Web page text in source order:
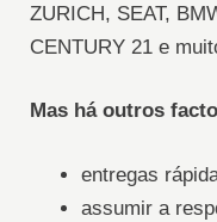
ZURICH, SEAT,
CENTURY 21 e
Mas há outros
entregas
assumir a